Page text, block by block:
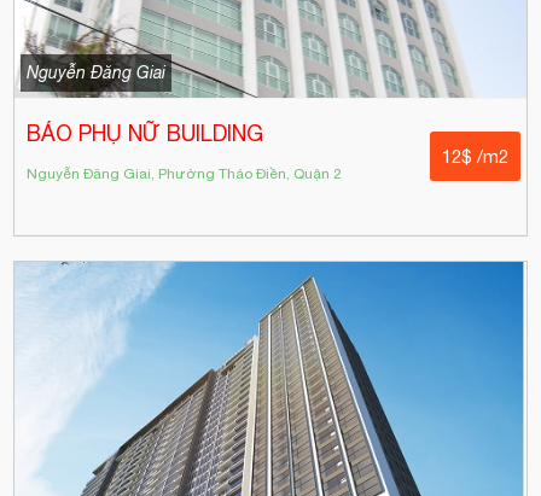
Nguyễn Đăng Giai
BÁO PHỤ NỮ BUILDING
Nguyễn Đăng Giai, Phường Thảo Điền, Quận 2
12$ /m2